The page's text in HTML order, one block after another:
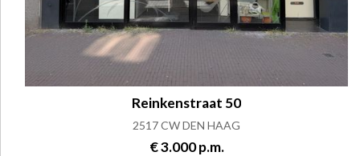
Reinkenstraat 50
2517 CW DEN HAAG
€ 3.000 p.m.